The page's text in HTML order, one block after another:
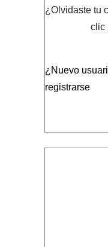
¿Olvidaste tu
clic
¿Nuevo
registrarse